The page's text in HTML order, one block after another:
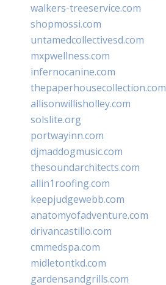
walkers-treeservice.com
shopmossi.com
untamedcollectivesd.com
mxpwellness.com
infernocanine.com
thepaperhousecollection.com
allisonwillisholley.com
solslite.org
portwayinn.com
djmaddogmusic.com
thesoundarchitects.com
allin1roofing.com
keepjudgewebb.com
anatomyofadventure.com
drivancastillo.com
cmmedspa.com
midletontkd.com
gardensandgrills.com